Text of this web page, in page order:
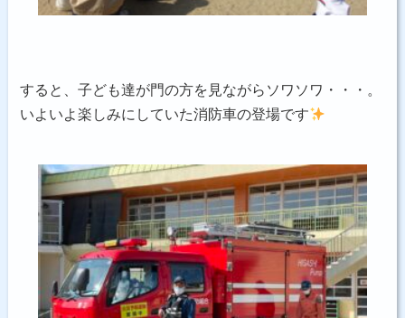
すると、子ども達が門の方を見ながらソワソワ・・・。
いよいよ楽しみにしていた消防車の登場です